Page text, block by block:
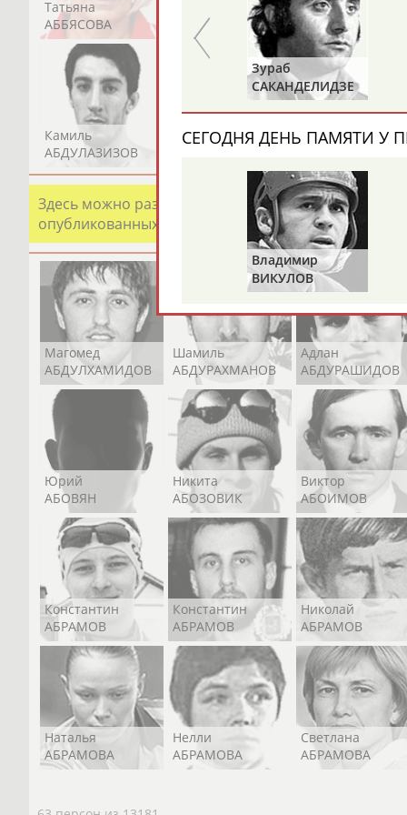
Татьяна
АББЯСОВА
АБДИКАРИМОВА
Артур
АБДРАХМАНОВ
Камиль
АБДУЛАЗИЗОВ
Загалав
АБДУЛБЕКОВ
Камалудин
Здесь можно разместить информацию о хорошо
опубликованных записях. Страна должна знать
Магомед
АБДУЛХАМИДОВ
Шамиль
АБДУРАХМАНОВ
Адлан
АБДУРАШИДОВ
Юрий
АБОВЯН
Никита
АБОЗОВИК
Виктор
АБОИМОВ
Константин
АБРАМОВ
Константин
АБРАМОВ
Николай
АБРАМОВ
Наталья
АБРАМОВА
Нелли
АБРАМОВА
Светлана
АБРАМОВА
Александр
ГОРЕЛИК
Зураб
САКАНДЕЛИДЗЕ
СЕГОДНЯ ДЕНЬ ПАМЯТИ У
Владимир
ВИКУЛОВ